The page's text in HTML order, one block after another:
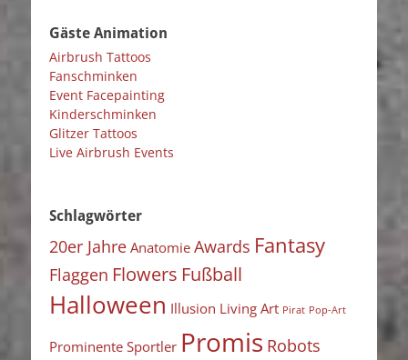
Gäste Animation
Airbrush Tattoos
Fanschminken
Event Facepainting
Kinderschminken
Glitzer Tattoos
Live Airbrush Events
Schlagwörter
20er Jahre Anatomie Awards Fantasy
Flaggen Flowers Fußball
Halloween Illusion Living Art Pirat Pop-Art
Prominente Sportler Promis Robots